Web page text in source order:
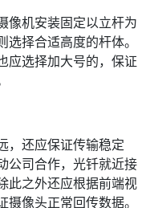
像机安装固定以立杆为
择合适高度的杆体。
应选择加大号的，保证
，还应保证传输稳定
公司合作，光钎就近接
此之外还应根据前端视
像头正常回传数据。